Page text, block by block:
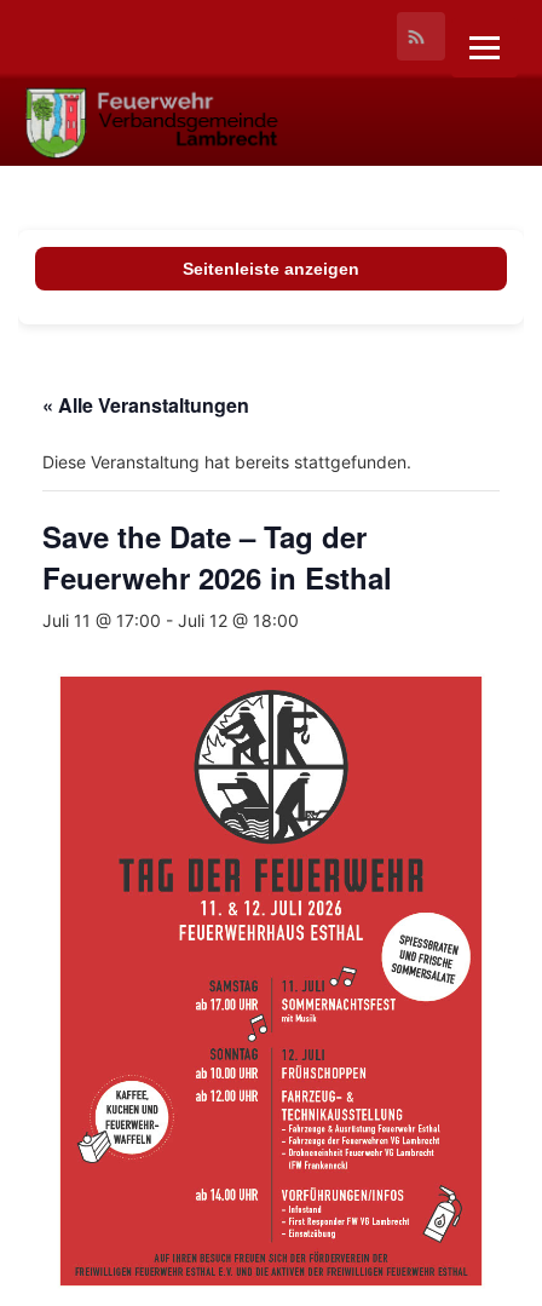
« Alle Veranstaltungen
Diese Veranstaltung hat bereits stattgefunden.
Save the Date – Tag der
Feuerwehr 2026 in Esthal
Juli 11 @ 17:00 - Juli 12 @ 18:00
Seitenleiste anzeigen